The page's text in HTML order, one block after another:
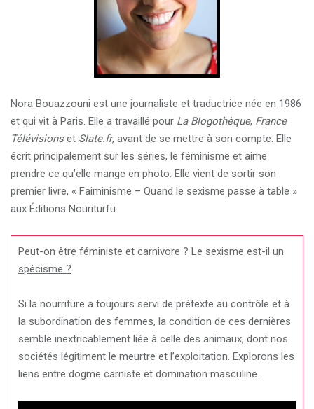
Nora Bouazzouni est une journaliste et traductrice née en 1986
et qui vit à Paris. Elle a travaillé pour La Blogothèque, France
Télévisionset Slate.fr, avant de se mettre à son compte. Elle
écrit principalement sur les séries, le féminisme et aime
prendre ce qu’elle mange en photo. Elle vient de sortir son
premier livre, « Faiminisme – Quand le sexisme passe à table »
aux Éditions Nouriturfu.
Peut-on être féministe et carnivore ? Le sexisme est-il un
spécisme ?
Si la nourriture a toujours servi de prétexte au contrôle et à
la subordination des femmes, la condition de ces dernières
semble inextricablement liée à celle des animaux, dont nos
sociétés légitiment le meurtre et l’exploitation. Explorons les
liens entre dogme carniste et domination masculine.